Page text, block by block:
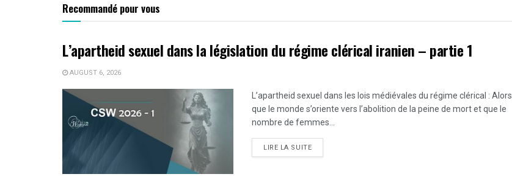
Recommandé pour vous
L’apartheid sexuel dans la législation du régime clérical iranien – partie 1
AUGUST 6, 2026
L’apartheid sexuel dans les lois médiévales du régime clérical : Alors
que le monde s’oriente vers l’abolition de la peine de mort et que le
nombre de femmes...
LIRE LA SUITEDETAILS